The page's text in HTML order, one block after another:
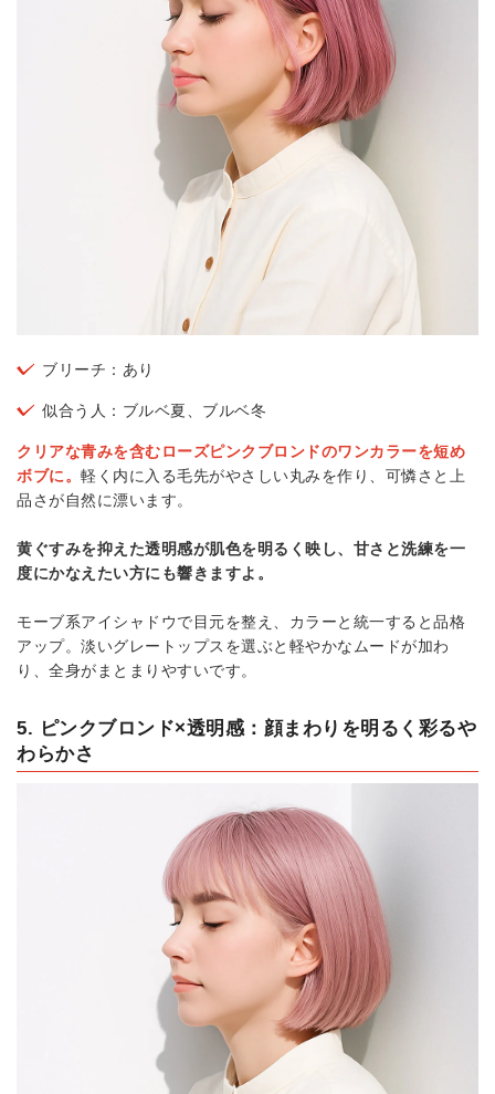
ブリーチ：あり
似合う人：ブルベ夏、ブルベ冬
クリアな青みを含むローズピンクブロンドのワンカラーを短め
ボブに。 軽く内に入る毛先がやさしい丸みを作り、可憐さと上
品さが自然に漂います。
黄ぐすみを抑えた透明感が肌色を明るく映し、甘さと洗練を一
度にかなえたい方にも響きますよ。
モーブ系アイシャドウで目元を整え、カラーと統一すると品格
アップ。淡いグレートップスを選ぶと軽やかなムードが加わ
り、全身がまとまりやすいです。
5. ピンクブロンド×透明感：顔まわりを明るく彩るや
わらかさ